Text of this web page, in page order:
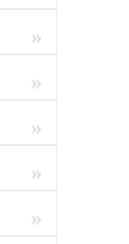
»
»
»
»
»